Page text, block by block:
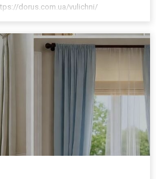
dorus.com.ua/vulichni/